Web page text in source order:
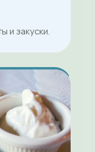
и закуски.